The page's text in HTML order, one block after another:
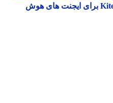
رونمایی کلادفلر از مرورگر Kitesurf برای ایجنت های هوش